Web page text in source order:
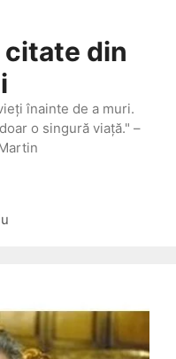
citate din
înainte de a muri.
o singură viaţă." –